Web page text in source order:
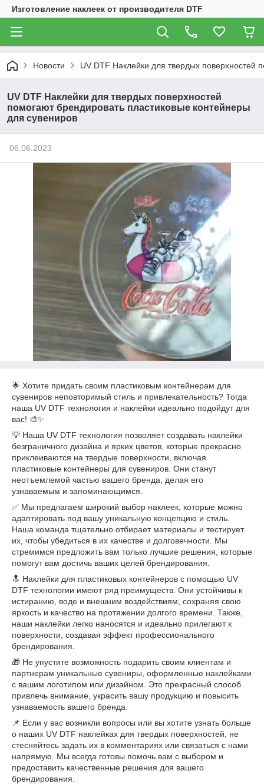
Изготовление наклеек от производителя DTF
Новости UV DTF Наклейки для твердых поверхностей
UV DTF Наклейки для твердых поверхностей
помогают брендировать пластиковые контейнеры
для сувениров
06.06.2023
🌟 Хотите придать своим пластиковым контейнерам для
сувениров неповторимый стиль и привлекательность? Тогда
наша UV DTF технология и наклейки идеально подойдут для
вас! 🎨✨
💡 Наша UV DTF технология позволяет создавать наклейки
безграничного дизайна и ярких цветов, которые прекрасно
приклеиваются на твердые поверхности, включая
пластиковые контейнеры для сувениров. Они станут
неотъемлемой частью вашего бренда, делая его
узнаваемым и запоминающимся.
✅ Мы предлагаем широкий выбор наклеек, которые можно
адаптировать под вашу уникальную концепцию и стиль.
Наша команда тщательно отбирает материалы и тестирует
их, чтобы убедиться в их качестве и долговечности. Мы
стремимся предложить вам только лучшие решения, которые
помогут вам достичь ваших целей брендирования.
🔝 Наклейки для пластиковых контейнеров с помощью UV
DTF технологии имеют ряд преимуществ. Они устойчивы к
истиранию, воде и внешним воздействиям, сохраняя свою
яркость и качество на протяжении долгого времени. Также,
наши наклейки легко наносятся и идеально прилегают к
поверхности, создавая эффект профессионального
брендирования.
🎁 Не упустите возможность подарить своим клиентам и
партнерам уникальные сувениры, оформленные наклейками
с вашим логотипом или дизайном. Это прекрасный способ
привлечь внимание, украсить вашу продукцию и повысить
узнаваемость вашего бренда.
📌 Если у вас возникли вопросы или вы хотите узнать больше
о наших UV DTF наклейках для твердых поверхностей, не
стесняйтесь задать их в комментариях или связаться с нами
напрямую. Мы всегда готовы помочь вам с выбором и
предоставить качественные решения для вашего
брендирования.